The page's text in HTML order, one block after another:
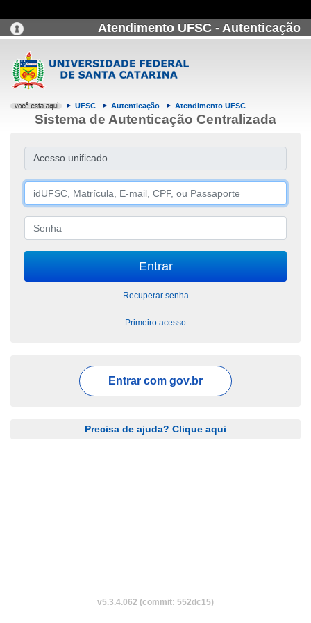
Atendimento UFSC - Autenticação
UFSC Autenticação Atendimento UFSC
Sistema de Autenticação Centralizada
Acesso unificado
Recuperar senha
Primeiro acesso
Entrar com gov.br
Precisa de ajuda? Clique aqui
v5.3.4.062 (commit: 552dc15)